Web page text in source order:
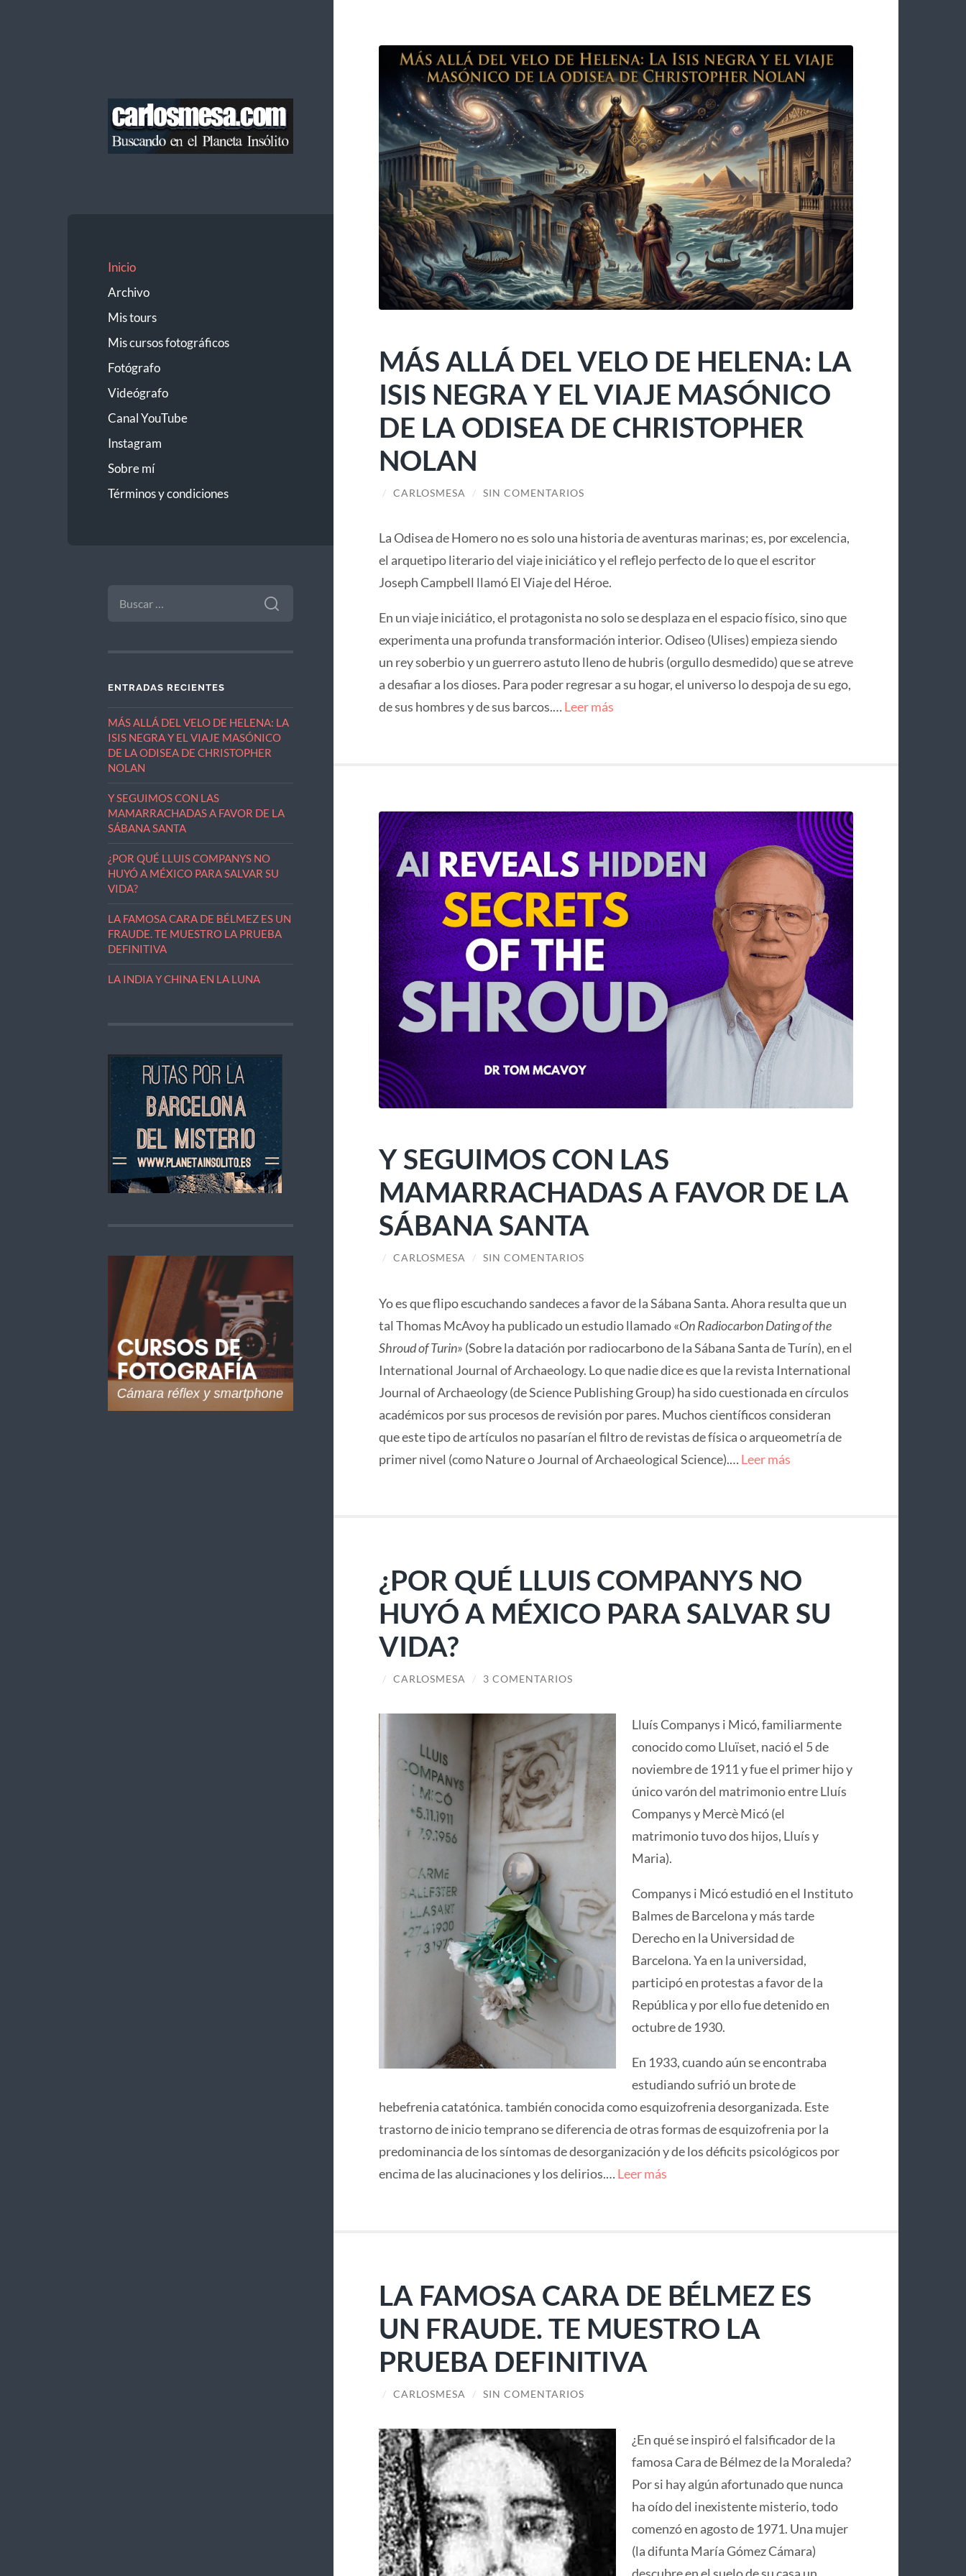
Inicio
Archivo
Mis tours
Mis cursos fotográficos
Fotógrafo
Videógrafo
Canal YouTube
Instagram
Sobre mí
Términos y condiciones
ENTRADAS RECIENTES
MÁS ALLÁ DEL VELO DE HELENA: LA
ISIS NEGRA Y EL VIAJE MASÓNICO
DE LA ODISEA DE CHRISTOPHER
NOLAN
Y SEGUIMOS CON LAS
MAMARRACHADAS A FAVOR DE LA
SÁBANA SANTA
¿POR QUÉ LLUIS COMPANYS NO
HUYÓ A MÉXICO PARA SALVAR SU
VIDA?
LA FAMOSA CARA DE BÉLMEZ ES UN
FRAUDE. TE MUESTRO LA PRUEBA
DEFINITIVA
LA INDIA Y CHINA EN LA LUNA
MÁS ALLÁ DEL VELO DE HELENA: LA
ISIS NEGRA Y EL VIAJE MASÓNICO
DE LA ODISEA DE CHRISTOPHER
NOLAN
/ CARLOSMESA / SIN COMENTARIOS
La Odisea de Homero no es solo una historia de aventuras marinas; es, por excelencia,
el arquetipo literario del viaje iniciático y el reflejo perfecto de lo que el escritor
Joseph Campbell llamó El Viaje del Héroe.
En un viaje iniciático, el protagonista no solo se desplaza en el espacio físico, sino que
experimenta una profunda transformación interior. Odiseo (Ulises) empieza siendo
un rey soberbio y un guerrero astuto lleno de hubris (orgullo desmedido) que se atreve
a desafiar a los dioses. Para poder regresar a su hogar, el universo lo despoja de su ego,
de sus hombres y de sus barcos.…Leer más
Y SEGUIMOS CON LAS
MAMARRACHADAS A FAVOR DE LA
SÁBANA SANTA
/ CARLOSMESA / SIN COMENTARIOS
Yo es que flipo escuchando sandeces a favor de la Sábana Santa. Ahora resulta que un
tal Thomas McAvoy ha publicado un estudio llamado «On Radiocarbon Dating of the
Shroud of Turin» (Sobre la datación por radiocarbono de la Sábana Santa de Turín), en el
International Journal of Archaeology. Lo que nadie dice es que la revista International
Journal of Archaeology (de Science Publishing Group) ha sido cuestionada en círculos
académicos por sus procesos de revisión por pares. Muchos científicos consideran
que este tipo de artículos no pasarían el filtro de revistas de física o arqueometría de
primer nivel (como Nature o Journal of Archaeological Science).…Leer más
¿POR QUÉ LLUIS COMPANYS NO
HUYÓ A MÉXICO PARA SALVAR SU
VIDA?
/ CARLOSMESA / 3 COMENTARIOS
Lluís Companys i Micó, familiarmente
conocido como Lluïset, nació el 5 de
noviembre de 1911 y fue el primer hijo y
único varón del matrimonio entre Lluís
Companys y Mercè Micó (el
matrimonio tuvo dos hijos, Lluís y
Maria).
Companys i Micó estudió en el Instituto
Balmes de Barcelona y más tarde
Derecho en la Universidad de
Barcelona. Ya en la universidad,
participó en protestas a favor de la
República y por ello fue detenido en
octubre de 1930.
En 1933, cuando aún se encontraba
estudiando sufrió un brote de
hebefrenia catatónica. también conocida como esquizofrenia desorganizada. Este
trastorno de inicio temprano se diferencia de otras formas de esquizofrenia por la
predominancia de los síntomas de desorganización y de los déficits psicológicos por
encima de las alucinaciones y los delirios.…Leer más
LA FAMOSA CARA DE BÉLMEZ ES
UN FRAUDE. TE MUESTRO LA
PRUEBA DEFINITIVA
/ CARLOSMESA / SIN COMENTARIOS
¿En qué se inspiró el falsificador de la
famosa Cara de Bélmez de la Moraleda?
Por si hay algún afortunado que nunca
ha oído del inexistente misterio, todo
comenzó en agosto de 1971. Una mujer
(la difunta María Gómez Cámara)